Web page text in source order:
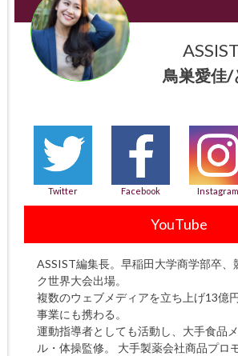
鳥巣愛佳/
Twitter Facebook Instagram
YouTube
ASSIST編集長。早稲田大学商学部卒、
ク世界大会出場。
複数のウェブメディアを立ち上げ13億
事業にも携わる。
運動指導者としても活動し、大手食品
ル・体操監修。 大手製薬会社商品プロ